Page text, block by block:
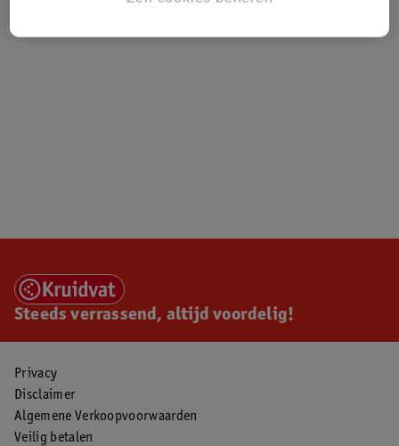
Steeds verrassend, altijd voordelig!
Privacy
Disclaimer
Algemene Verkoopvoorwaarden
Veilig betalen